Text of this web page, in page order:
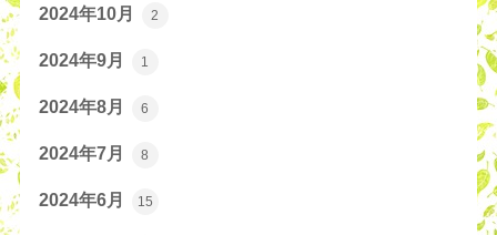
2024年10月 2
2024年9月 1
2024年8月 6
2024年7月 8
2024年6月 15